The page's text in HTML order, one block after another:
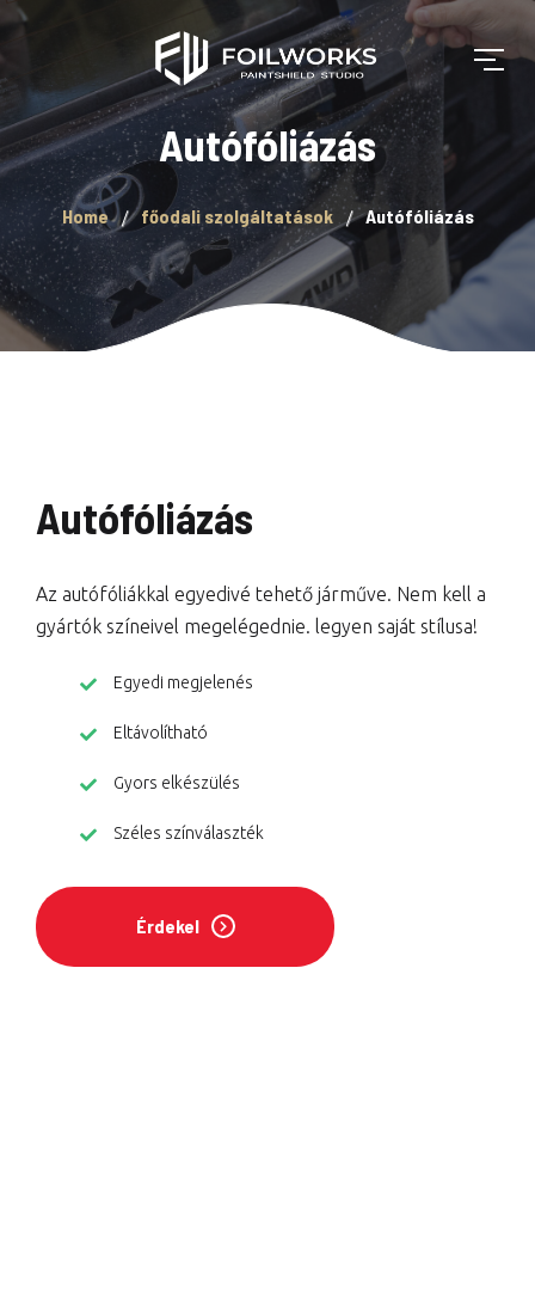
Autófóliázás
Home főodali szolgáltatások Autófóliázás
Autófóliázás
Az autófóliákkal egyedivé tehető járműve. Nem kell a
gyártók színeivel megelégednie. legyen saját stílusa!
Egyedi megjelenés
Eltávolítható
Gyors elkészülés
Széles színválaszték
Érdekel